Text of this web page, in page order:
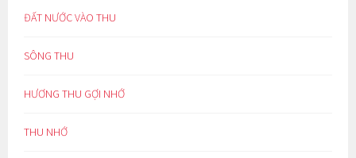
ĐẤT NƯỚC VÀO THU
SÔNG THU
HƯƠNG THU GỢI NHỚ
THU NHỚ